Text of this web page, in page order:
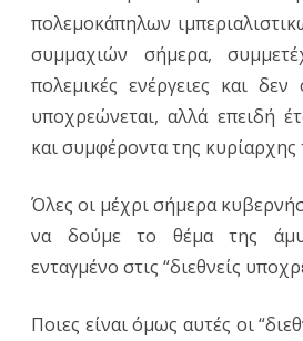
πολεμοκάπηλων
συμμαχιών σήμερα,
πολεμικές ενέργειες και δεν
υποχρεώνεται, αλλά επειδή
και συμφέροντα της κυρίαρχης
Όλες οι μέχρι σήμερα
να δούμε το θέμα της
ενταγμένο στις “διεθνείς
Ποιες είναι όμως αυτές οι